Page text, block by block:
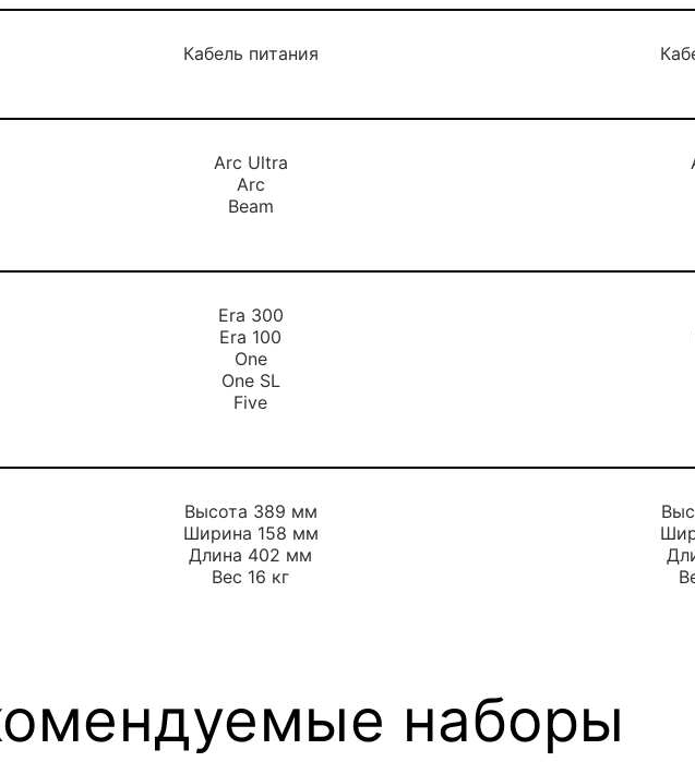
Кабель питания
Arc Ultra
Arc
Beam
Era 300
Era 100
One
One SL
Five
Высота 389 мм
Ширина 158 мм
Длина 402 мм
Вес 16 кг
наборы